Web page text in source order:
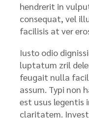
hendrerit in
consequat, vel
facilisis at ver
Iusto odio
luptatum zril
feugait nulla
assum. Typi non
est usus legentis
claritatem.